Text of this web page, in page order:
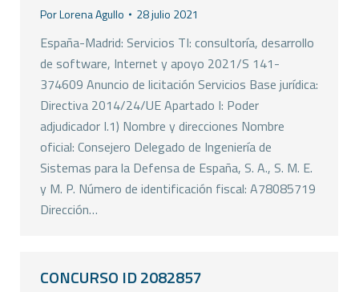
PorLorena Agullo 28 julio 2021
España-Madrid: Servicios TI: consultoría, desarrollo
de software, Internet y apoyo 2021/S 141-
374609 Anuncio de licitación Servicios Base jurídica:
Directiva 2014/24/UE Apartado I: Poder
adjudicador I.1) Nombre y direcciones Nombre
oficial: Consejero Delegado de Ingeniería de
Sistemas para la Defensa de España, S. A., S. M. E.
y M. P. Número de identificación fiscal: A78085719
Dirección…
CONCURSO ID 2082857